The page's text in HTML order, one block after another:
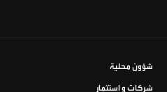
شؤون محلية
شركات و استثمار